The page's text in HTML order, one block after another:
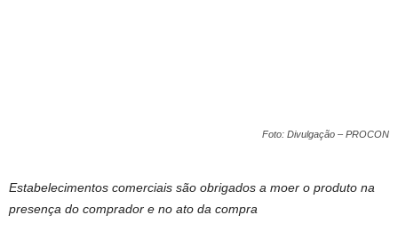
Foto: Divulgação – PROCON
Estabelecimentos comerciais são obrigados a moer o produto na
presença do comprador e no ato da compra